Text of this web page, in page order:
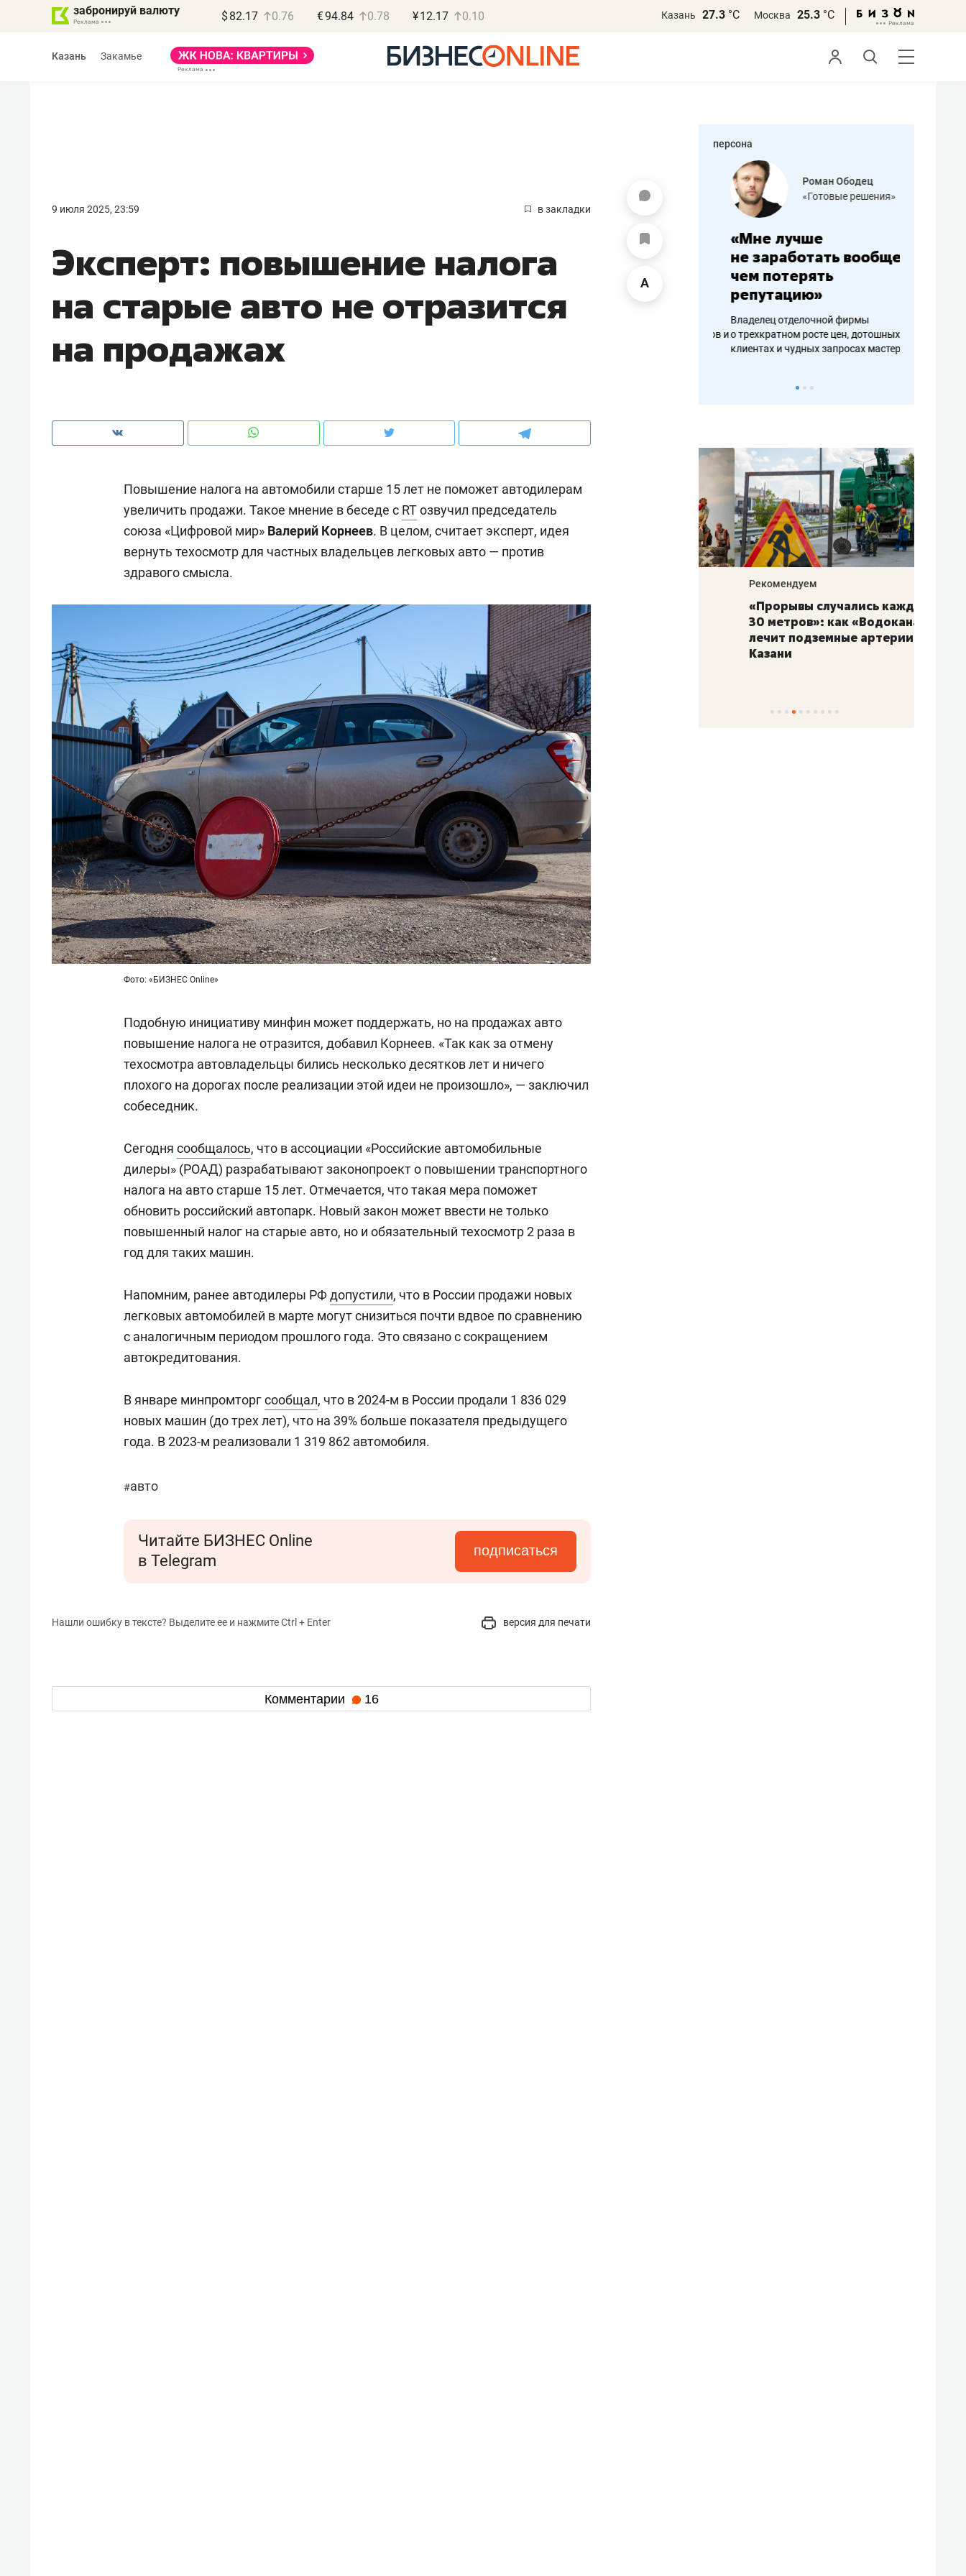
забронируй валюту $ 82.17 0.76 €94.84 0.78 ¥12.17 0.10 Казань 27.3 °С Москва 25.3 °С
Казань Закамье
9 июля 2025, 23:59 в закладки
Эксперт: повышение налога
на старые авто не отразится
на продажах
Повышение налога на автомобили старше 15 лет не поможет автодилерам
увеличить продажи. Такое мнение в беседе с RTозвучил председатель
союза «Цифровой мир» Валерий Корнеев. В целом, считает эксперт, идея
вернуть техосмотр для частных владельцев легковых авто — против
здравого смысла.
Фото: «БИЗНЕС Online»
Подобную инициативу минфин может поддержать, но на продажах авто
повышение налога не отразится, добавил Корнеев. «Так как за отмену
техосмотра автовладельцы бились несколько десятков лет и ничего
плохого на дорогах после реализации этой идеи не произошло», — заключил
собеседник.
Сегодня сообщалось, что в ассоциации «Российские автомобильные
дилеры» (РОАД) разрабатывают законопроект о повышении транспортного
налога на авто старше 15 лет. Отмечается, что такая мера поможет
обновить российский автопарк. Новый закон может ввести не только
повышенный налог на старые авто, но и обязательный техосмотр 2 раза в
год для таких машин.
Напомним, ранее автодилеры РФдопустили, что в России продажи новых
легковых автомобилей в марте могут снизиться почти вдвое по сравнению
с аналогичным периодом прошлого года. Это связано с сокращением
автокредитования.
В январе минпромторгсообщал, что в 2024-м в России продали 1 836 029
новых машин (до трех лет), что на 39% больше показателя предыдущего
года. В 2023-м реализовали 1 319 862 автомобиля.
#авто
Читайте БИЗНЕС Online
в Telegram
подписаться
Нашли ошибку в тексте? Выделите ее и нажмите Ctrl + Enter версия для печати
Комментарии 16
персона
«Не зная местных
правил, бизнес может
потерять минимум
Как бизнесу выйти на зарубежные
Роман Ободец
«Готовые решения»
«Мне лучше
не заработать вообще,
чем потерять
репутацию»
Владелец отделочной фирмы
о трехкратном росте цен, дотошных
клиентах и чудных запросах мастеров
150 камер до квартиры и Face
ID вместо ключа: какой будет
безопасность в ЖК «Нова»
Опыт выживания в дикой
природе, работа
с ментальным и физическим
состоянием как основа
антихрупких команд
Мексика, рок-концерт
и вагон с чак-чаком: как
в Менделеевске прошла
«Гонка Героев»
Рекомендуем
«Прорывы случались каждые
30 метров»: как «Водоканал»
лечит подземные артерии
Казани